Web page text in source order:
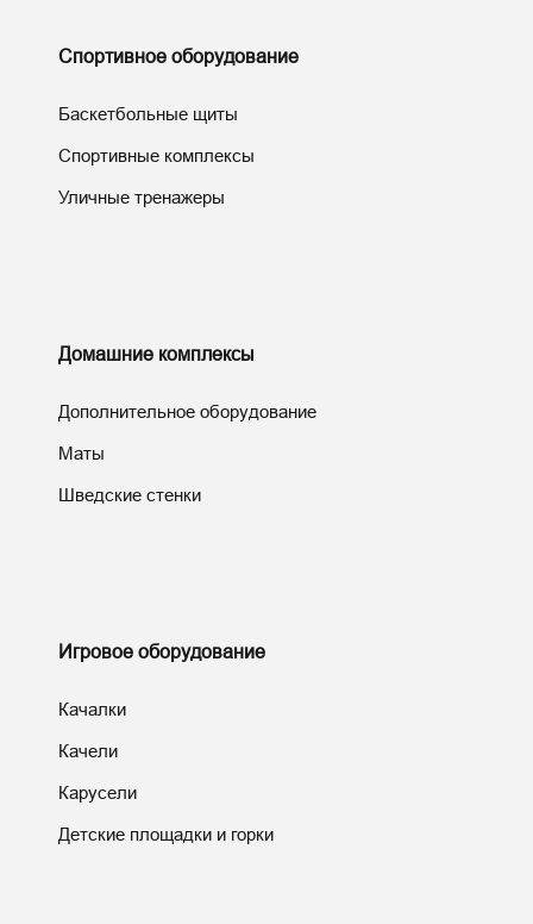
Спортивное оборудование
Баскетбольные щиты
Спортивные комплексы
Уличные тренажеры
Домашние комплексы
Дополнительное оборудование
Маты
Шведские стенки
Игровое оборудование
Качалки
Качели
Карусели
Детские площадки и горки